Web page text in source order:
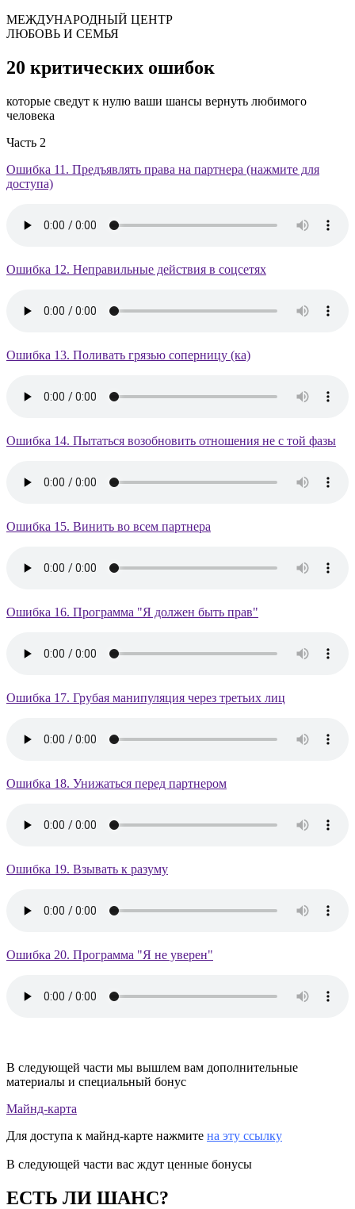
МЕЖДУНАРОДНЫЙ ЦЕНТР
ЛЮБОВЬ И СЕМЬЯ
20 критических ошибок
которые сведут к нулю ваши шансы вернуть любимого
человека
Часть 2
Ошибка 11. Предъявлять права на партнера (нажмите для
доступа)
Ошибка 12. Неправильные действия в соцсетях
Ошибка 13. Поливать грязью соперницу (ка)
Ошибка 14. Пытаться возобновить отношения не с той фазы
Ошибка 15. Винить во всем партнера
Ошибка 16. Программа "Я должен быть прав"
Ошибка 17. Грубая манипуляция через третьих лиц
Ошибка 18. Унижаться перед партнером
Ошибка 19. Взывать к разуму
Ошибка 20. Программа "Я не уверен"
В следующей части мы вышлем вам дополнительные
материалы и специальный бонус
Майнд-карта
Для доступа к майнд-карте нажмите на эту ссылку
В следующей части вас ждут ценные бонусы
ЕСТЬ ЛИ ШАНС?